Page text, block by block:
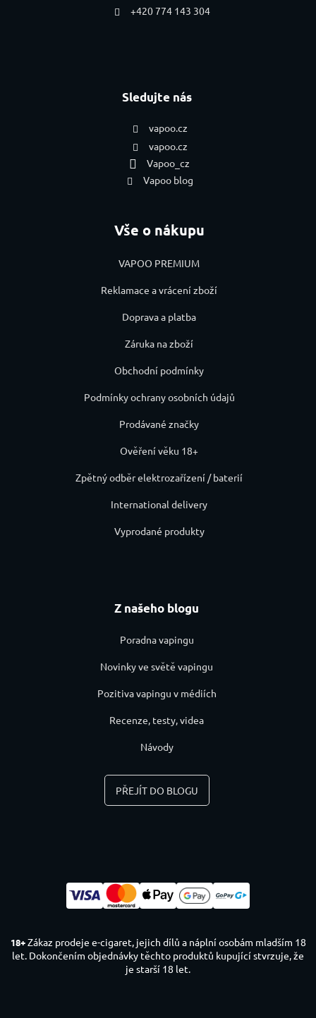
+420 774 143 304
Sledujte nás
vapoo.cz
vapoo.cz
Vapoo_cz
Vapoo blog
Vše o nákupu
VAPOO PREMIUM
Reklamace a vrácení zboží
Doprava a platba
Záruka na zboží
Obchodní podmínky
Podmínky ochrany osobních údajů
Prodávané značky
Ověření věku 18+
Zpětný odběr elektrozařízení / baterií
International delivery
Vyprodané produkty
Z našeho blogu
Poradna vapingu
Novinky ve světě vapingu
Pozitiva vapingu v médiích
Recenze, testy, videa
Návody
PŘEJÍT DO BLOGU
18+Zákaz prodeje e-cigaret, jejich dílů a náplní osobám mladším 18
let. Dokončením objednávky těchto produktů kupující stvrzuje, že
je starší 18 let.